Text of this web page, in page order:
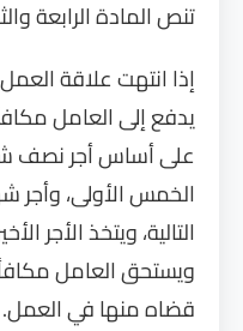
تنص المادة الرابعة
إذا انتهت علاقة
يدفع إلى العامل
على أساس أجر نصف
الخمس الأولى،
التالية، ويتخذ الأجر
ويستحق العامل
قضاه منها في العمل.